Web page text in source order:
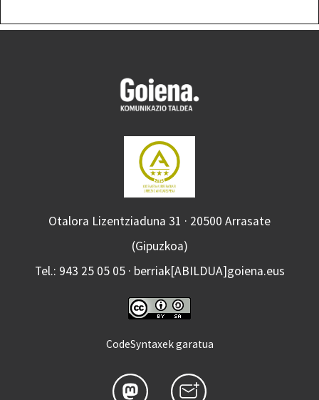
Otalora Lizentziaduna 31 · 20500 Arrasate
(Gipuzkoa)
Tel.: 943 25 05 05 · berriak[ABILDUA]goiena.eus
CodeSyntaxek garatua